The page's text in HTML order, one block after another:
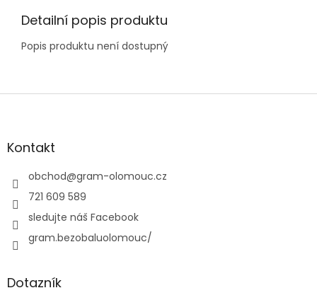
Detailní popis produktu
Popis produktu není dostupný
Z
aKontakt
obchod@gram-olomouc.cz
721 609 589
sledujte náš Facebook
gram.bezobaluolomouc/
Dotazník